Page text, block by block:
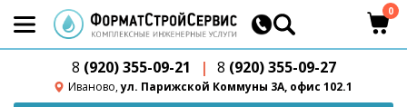
8 (920) 355-09-21 | 8 (920) 355-09-27
Иваново,ул. Парижской Коммуны 3А, офис 102.1
0